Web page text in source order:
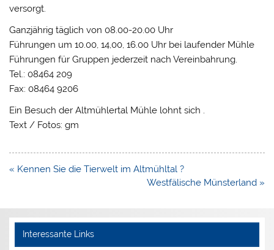
versorgt.
Ganzjährig täglich von 08.00-20.00 Uhr
Führungen um 10.00, 14,00, 16.00 Uhr bei laufender Mühle
Führungen für Gruppen jederzeit nach Vereinbahrung.
Tel.: 08464 209
Fax: 08464 9206
Ein Besuch der Altmühlertal Mühle lohnt sich .
Text / Fotos: gm
Beitragsnavigation
« Kennen Sie die Tierwelt im Altmühltal ?
Westfälische Münsterland »
Interessante Links